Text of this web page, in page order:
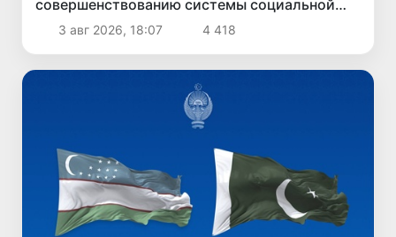
совершенствованию системы социальной
защиты
3 авг 2026, 18:07 4 418